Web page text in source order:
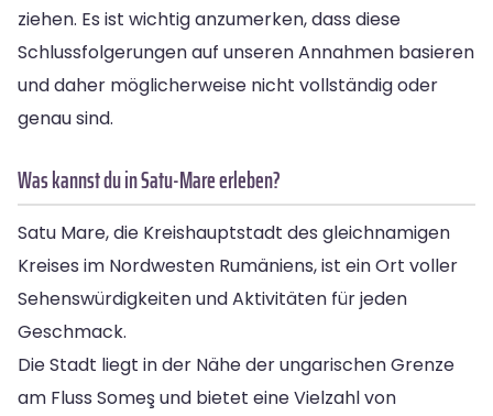
ziehen. Es ist wichtig anzumerken, dass diese
Schlussfolgerungen auf unseren Annahmen basieren
und daher möglicherweise nicht vollständig oder
genau sind.
Was kannst du in Satu-Mare erleben?
Satu Mare, die Kreishauptstadt des gleichnamigen
Kreises im Nordwesten Rumäniens, ist ein Ort voller
Sehenswürdigkeiten und Aktivitäten für jeden
Geschmack.
Die Stadt liegt in der Nähe der ungarischen Grenze
am Fluss Someş und bietet eine Vielzahl von